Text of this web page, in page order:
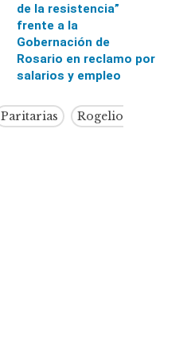
de la resistencia”
frente a la
Gobernación de
Rosario en reclamo por
salarios y empleo
Paritarias
Rogelio